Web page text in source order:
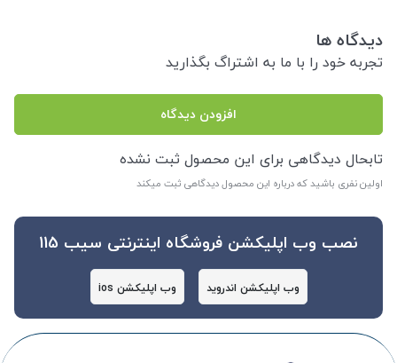
دیدگاه ها
تجربه خود را با ما به اشتراگ بگذارید
افزودن دیدگاه
تابحال دیدگاهی برای این محصول ثبت نشده
اولین نفری باشید که درباره این محصول دیدگاهی ثبت میکند
نصب وب اپلیکشن فروشگاه اینترنتی سیب 115
وب اپلیکشن اندروید وب اپلیکشن ios